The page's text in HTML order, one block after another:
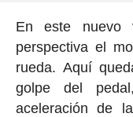
En este nuevo
perspectiva el
rueda. Aquí
golpe del
aceleración de